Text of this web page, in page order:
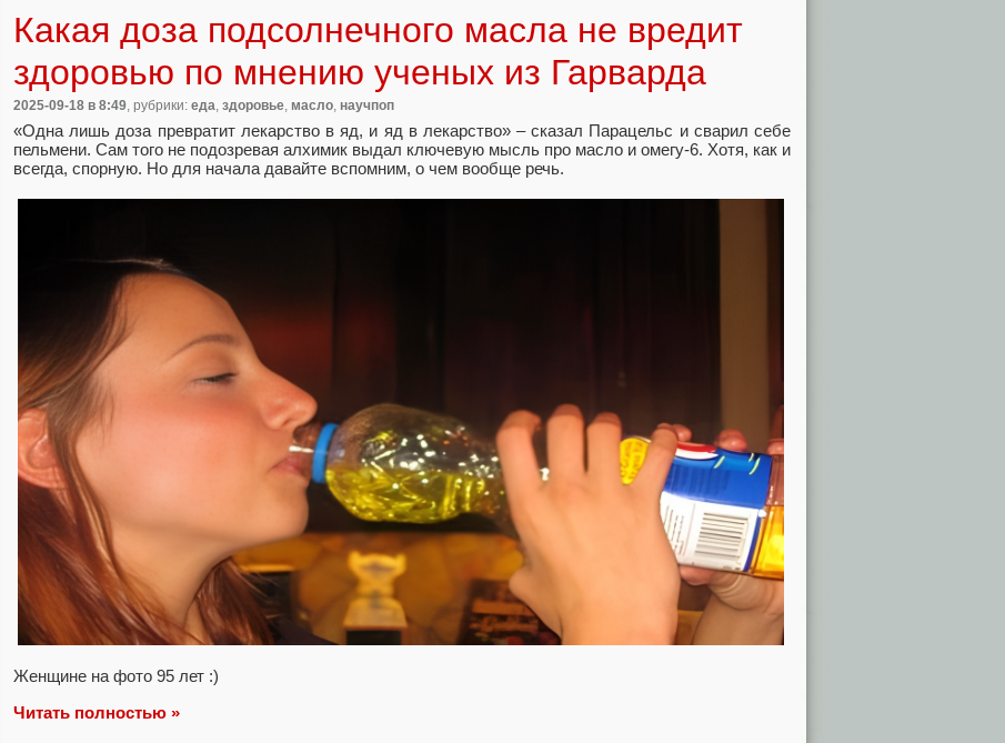
Какая доза подсолнечного масла не вредит
здоровью по мнению ученых из Гарварда
2025-09-18 в 8:49, рубрики: еда, здоровье, масло, научпоп
«Одна лишь доза превратит лекарство в яд, и яд в лекарство» – сказал Парацельс и сварил себе
пельмени. Сам того не подозревая алхимик выдал ключевую мысль про масло и омегу-6. Хотя, как и
всегда, спорную. Но для начала давайте вспомним, о чем вообще речь.
Женщине на фото 95 лет :)
Читать полностью »